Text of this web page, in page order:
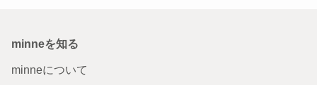
minneを知る
minneについて